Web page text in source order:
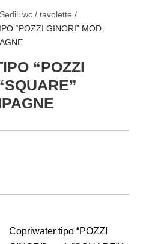
Sedili wc / tavolette /
“POZZI GINORI” MOD.
“POZZI
Copriwater tipo “POZZI